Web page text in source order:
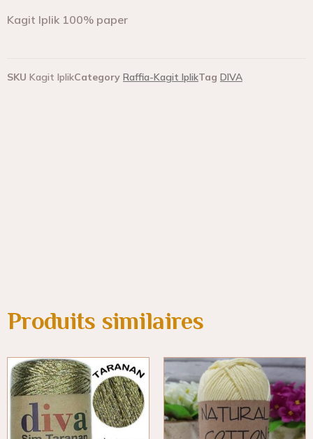
Kagit Iplik 100% paper
SKU Kagit IplikCategory Raffia-Kagit IplikTag DIVA
Produits similaires